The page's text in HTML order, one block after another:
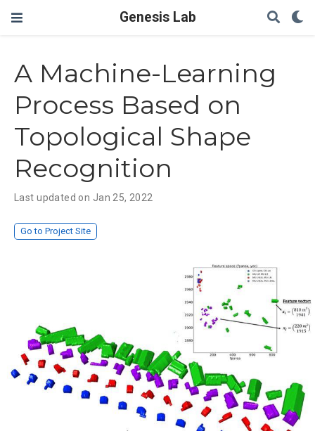
Genesis Lab
A Machine-Learning
Process Based on
Topological Shape
Recognition
Last updated on Jan 25, 2022
Go to Project Site